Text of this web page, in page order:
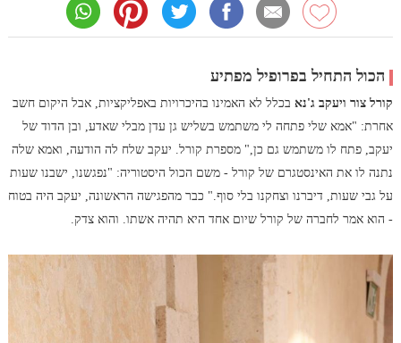
הכול התחיל בפרופיל מפתיע
קורל צור ויעקב ג'נא בכלל לא האמינו בהיכרויות באפליקציות, אבל היקום חשב
אחרת: "אמא שלי פתחה לי משתמש בשליש גן עדן מבלי שאדע, ובן הדוד של
יעקב, פתח לו משתמש גם כן," מספרת קורל. יעקב שלח לה הודעה, ואמא שלה
נתנה לו את האינסטגרם של קורל - משם הכול היסטוריה: "נפגשנו, ישבנו שעות
על גבי שעות, דיברנו וצחקנו בלי סוף." כבר מהפגישה הראשונה, יעקב היה בטוח
- הוא אמר לחברה של קורל שיום אחד היא תהיה אשתו. והוא צדק.